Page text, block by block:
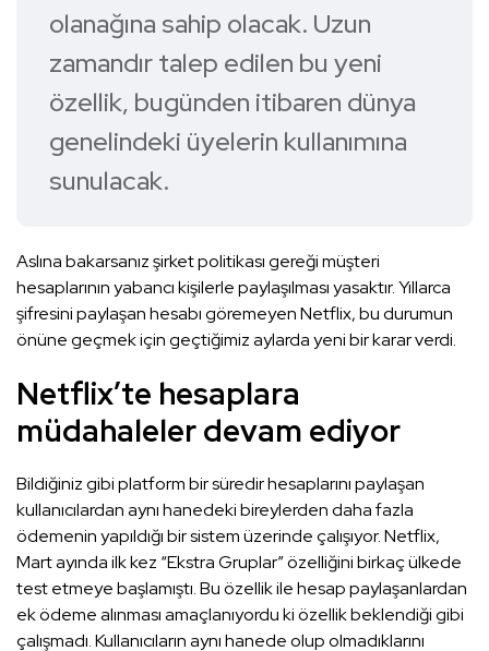
olanağına sahip olacak. Uzun
zamandır talep edilen bu yeni
özellik, bugünden itibaren dünya
genelindeki üyelerin kullanımına
sunulacak.
Aslına bakarsanız şirket politikası gereği müşteri
hesaplarının yabancı kişilerle paylaşılması yasaktır. Yıllarca
şifresini paylaşan hesabı göremeyen Netflix, bu durumun
önüne geçmek için geçtiğimiz aylarda yeni bir karar verdi.
Netflix’te hesaplara
müdahaleler devam ediyor
Bildiğiniz gibi platform bir süredir hesaplarını paylaşan
kullanıcılardan aynı hanedeki bireylerden daha fazla
ödemenin yapıldığı bir sistem üzerinde çalışıyor. Netflix,
Mart ayında ilk kez “Ekstra Gruplar” özelliğini birkaç ülkede
test etmeye başlamıştı. Bu özellik ile hesap paylaşanlardan
ek ödeme alınması amaçlanıyordu ki özellik beklendiği gibi
çalışmadı. Kullanıcıların aynı hanede olup olmadıklarını